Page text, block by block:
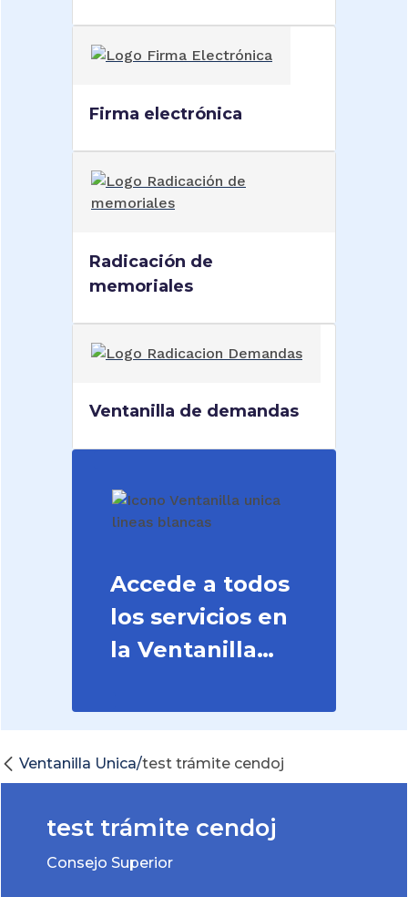
Firma electrónica
Radicación de
memoriales
Ventanilla de demandas
Accede a todos
los servicios en
la Ventanilla
Ventanilla Unica/test trámite cendoj
test trámite cendoj
Consejo Superior